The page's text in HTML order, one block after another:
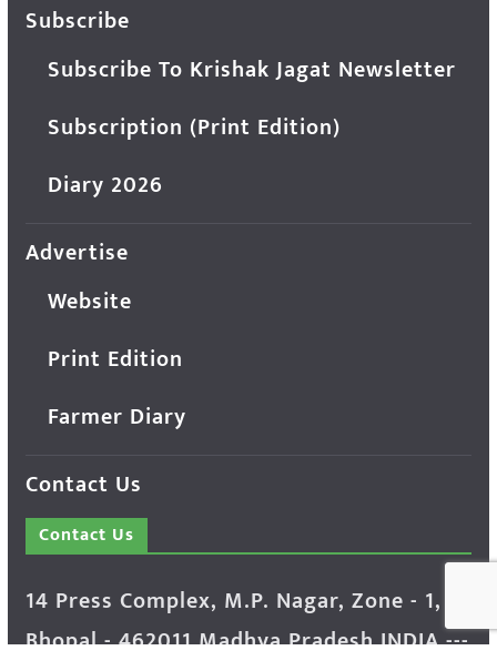
Subscribe
Subscribe To Krishak Jagat Newsletter
Subscription (Print Edition)
Diary 2026
Advertise
Website
Print Edition
Farmer Diary
Contact Us
Contact Us
14 Press Complex, M.P. Nagar, Zone - 1,
Bhopal - 462011 Madhya Pradesh INDIA ---